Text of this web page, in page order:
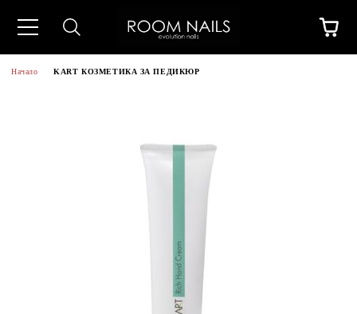
Начало KART КОЗМЕТИКА ЗА ПЕДИКЮР